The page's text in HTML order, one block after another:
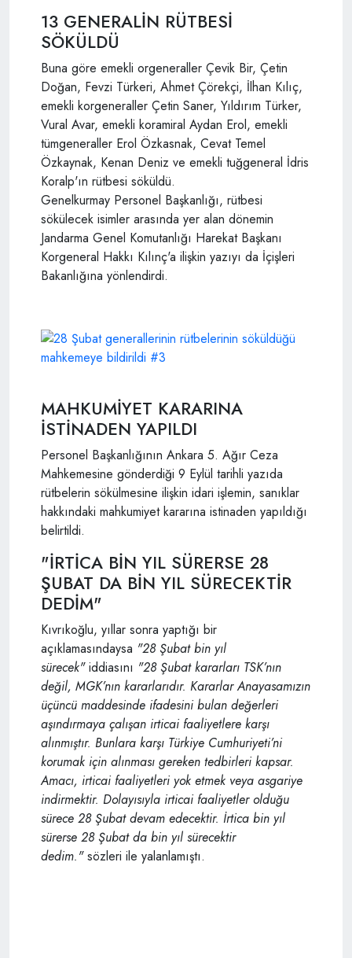
13 GENERALİN RÜTBESİ
SÖKÜLDÜ
Buna göre emekli orgeneraller Çevik Bir, Çetin
Doğan, Fevzi Türkeri, Ahmet Çörekçi, İlhan Kılıç,
emekli korgeneraller Çetin Saner, Yıldırım Türker,
Vural Avar, emekli koramiral Aydan Erol, emekli
tümgeneraller Erol Özkasnak, Cevat Temel
Özkaynak, Kenan Deniz ve emekli tuğgeneral İdris
Koralp'ın rütbesi söküldü.
Genelkurmay Personel Başkanlığı, rütbesi
sökülecek isimler arasında yer alan dönemin
Jandarma Genel Komutanlığı Harekat Başkanı
Korgeneral Hakkı Kılınç'a ilişkin yazıyı da İçişleri
Bakanlığına yönlendirdi.
MAHKUMİYET KARARINA
İSTİNADEN YAPILDI
Personel Başkanlığının Ankara 5. Ağır Ceza
Mahkemesine gönderdiği 9 Eylül tarihli yazıda
rütbelerin sökülmesine ilişkin idari işlemin, sanıklar
hakkındaki mahkumiyet kararına istinaden yapıldığı
belirtildi.
"İRTİCA BİN YIL SÜRERSE 28
ŞUBAT DA BİN YIL SÜRECEKTİR
DEDİM"
Kıvrıkoğlu, yıllar sonra yaptığı bir
açıklamasındaysa "28 Şubat bin yıl
sürecek"iddiasını "28 Şubat kararları TSK’nın
değil, MGK’nın kararlarıdır. Kararlar Anayasamızın
üçüncü maddesinde ifadesini bulan değerleri
aşındırmaya çalışan irticai faaliyetlere karşı
alınmıştır. Bunlara karşı Türkiye Cumhuriyeti’ni
korumak için alınması gereken tedbirleri kapsar.
Amacı, irticai faaliyetleri yok etmek veya asgariye
indirmektir. Dolayısıyla irticai faaliyetler olduğu
sürece 28 Şubat devam edecektir. İrtica bin yıl
sürerse 28 Şubat da bin yıl sürecektir
dedim."sözleri ile yalanlamıştı.